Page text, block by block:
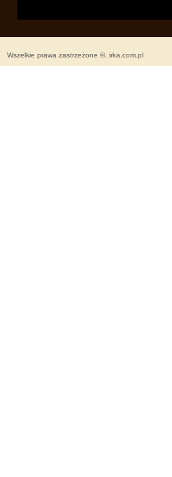
Wszelkie prawa zastrzeżone ©, irka.com.pl